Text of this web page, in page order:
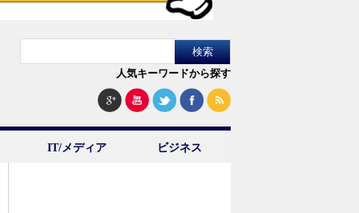
人気キーワードから探す
IT/メディア ビジネス